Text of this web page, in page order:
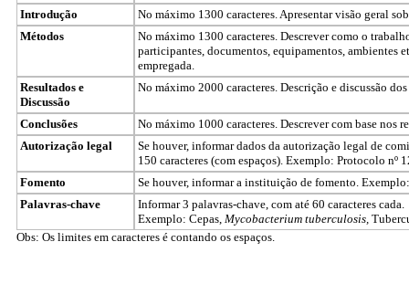
Introdução
No máximo 1300 caracteres. Apresentar visão geral
Métodos
No máximo 1300 caracteres. Descrever como o
participantes, documentos, equipamentos, ambientes
empregada.
Resultados e
Discussão
No máximo 2000 caracteres. Descrição e discussão
Conclusões
No máximo 1000 caracteres. Descrever com base nos
Autorização legal
Se houver, informar dados da autorização legal de
150 caracteres (com espaços). Exemplo: Protocolo nº
Fomento
Se houver, informar a instituição de fomento.
Palavras-chave
Informar 3 palavras-chave, com até 60 caracteres cada.
Exemplo: Cepas, Mycobacterium tuberculosis,
Obs: Os limites em caracteres é contando os espaços.